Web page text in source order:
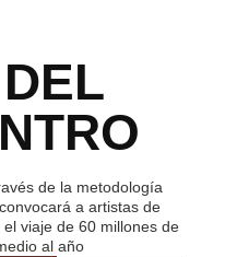
de la metodología
a artistas de
viaje de 60 millones de
al año